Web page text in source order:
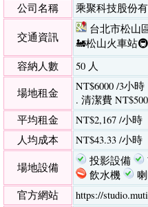
公司名稱
乘聚科技股份
交通資訊
台北市松山
🚂松山火車站
容納人數
50 人
場地租金
NT$6000 /3小時
. 清潔費
平均租金
NT$2,167 /小時
人均成本
NT$43.33 /小時
場地設備
投影設備
飲水機
官方網站
https://